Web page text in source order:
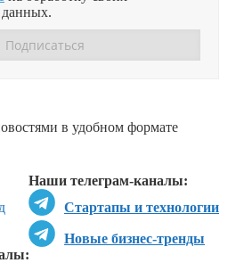
в удобном формате
Наши телеграм-каналы:
Стартапы и технологии
Новые бизнес-тренды